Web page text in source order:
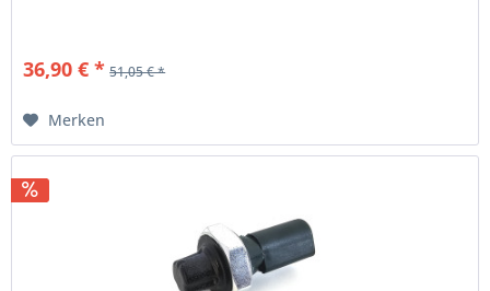
36,90 € * 51,05 € *
Merken